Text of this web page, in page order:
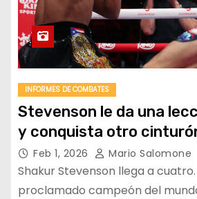
INFORMES DE COMBATES
Stevenson le da una
y conquista otro
Feb 1, 2026 Mario Salomone
Shakur Stevenson llega a
proclamado campeón del